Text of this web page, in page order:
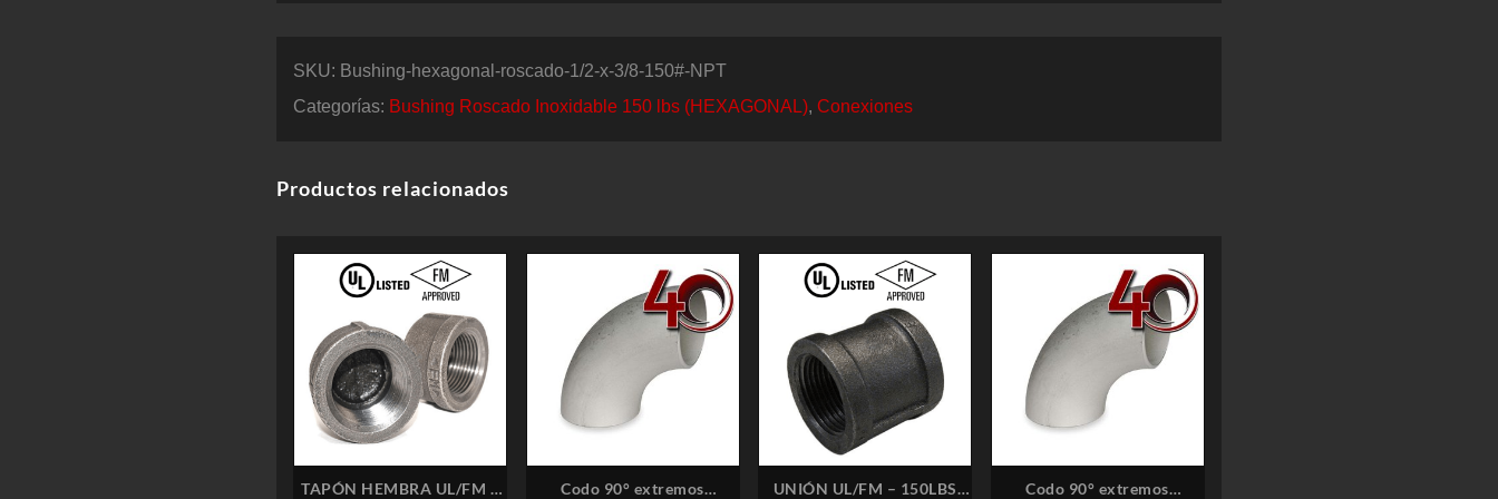
SKU: Bushing-hexagonal-roscado-1/2-x-3/8-150#-NPT
Categorías: Bushing Roscado Inoxidable 150 lbs (HEXAGONAL),Conexiones
Productos relacionados
TAPÓN HEMBRA UL/FM – Codo 90° extremos UNIÓN UL/FM – 150LBS Codo 90° extremos